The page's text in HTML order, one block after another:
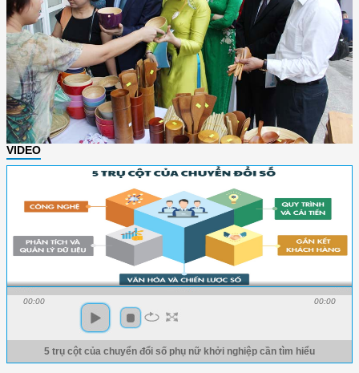
VIDEO
00:00 00:00
5 trụ cột của chuyển đổi số phụ nữ khởi nghiệp cần tìm hiểu